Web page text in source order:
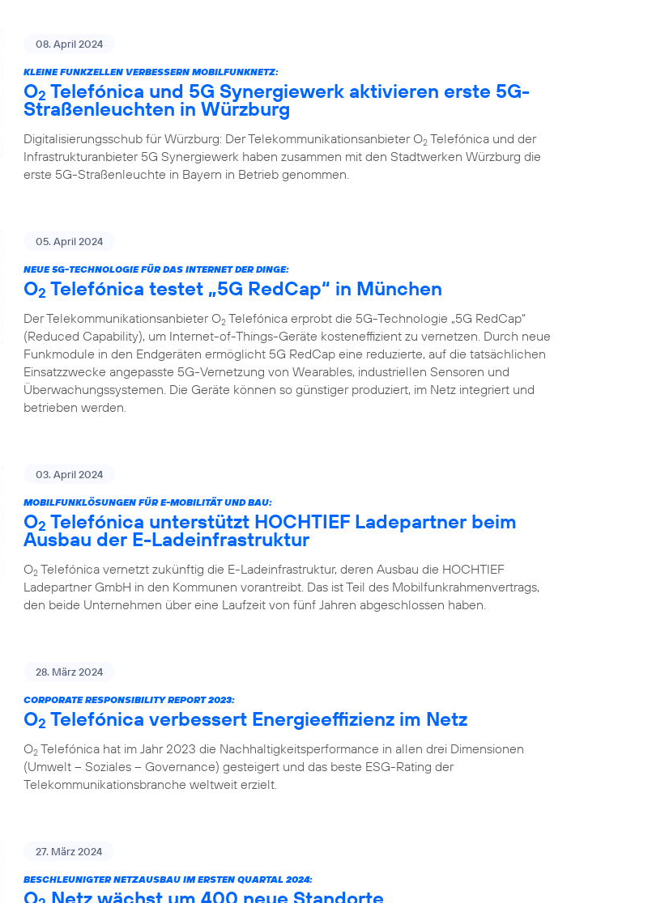
08. April 2024
KLEINE FUNKZELLEN VERBESSERN MOBILFUNKNETZ:
O2 Telefónica und 5G Synergiewerk aktivieren erste 5G-
Straßenleuchten in Würzburg
Digitalisierungsschub für Würzburg: Der Telekommunikationsanbieter O2 Telefónica und der
Infrastrukturanbieter 5G Synergiewerk haben zusammen mit den Stadtwerken Würzburg die
erste 5G-Straßenleuchte in Bayern in Betrieb genommen.
05. April 2024
NEUE 5G-TECHNOLOGIE FÜR DAS INTERNET DER DINGE:
O2 Telefónica testet „5G RedCap“ in München
Der Telekommunikationsanbieter O2 Telefónica erprobt die 5G-Technologie „5G RedCap“
(Reduced Capability), um Internet-of-Things-Geräte kosteneffizient zu vernetzen. Durch neue
Funkmodule in den Endgeräten ermöglicht 5G RedCap eine reduzierte, auf die tatsächlichen
Einsatzzwecke angepasste 5G-Vernetzung von Wearables, industriellen Sensoren und
Überwachungssystemen. Die Geräte können so günstiger produziert, im Netz integriert und
betrieben werden.
03. April 2024
MOBILFUNKLÖSUNGEN FÜR E-MOBILITÄT UND BAU:
O2 Telefónica unterstützt HOCHTIEF Ladepartner beim
Ausbau der E-Ladeinfrastruktur
O2 Telefónica vernetzt zukünftig die E-Ladeinfrastruktur, deren Ausbau die HOCHTIEF
Ladepartner GmbH in den Kommunen vorantreibt. Das ist Teil des Mobilfunkrahmenvertrags,
den beide Unternehmen über eine Laufzeit von fünf Jahren abgeschlossen haben.
28. März 2024
CORPORATE RESPONSIBILITY REPORT 2023:
O2 Telefónica verbessert Energieeffizienz im Netz
O2 Telefónica hat im Jahr 2023 die Nachhaltigkeitsperformance in allen drei Dimensionen
(Umwelt – Soziales – Governance) gesteigert und das beste ESG-Rating der
Telekommunikationsbranche weltweit erzielt.
27. März 2024
BESCHLEUNIGTER NETZAUSBAU IM ERSTEN QUARTAL 2024:
O Netz wächst um 400 neue Standorte